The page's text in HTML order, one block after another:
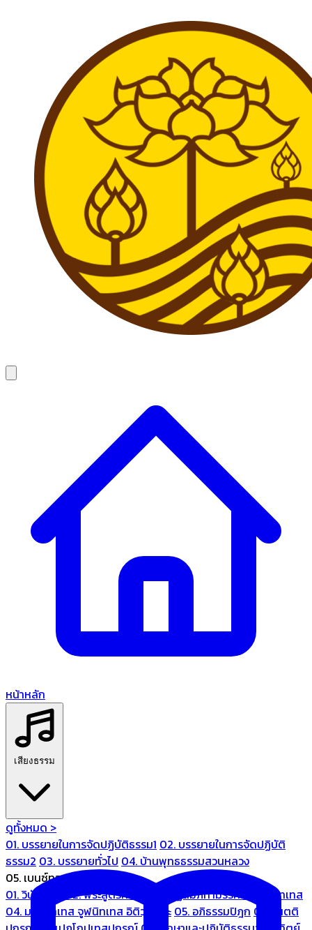
หน้าหลัก
เสียงธรรม
ดูทั้งหมด >
01. บรรยายในการจัดปฏิบัติธรรม1 02. บรรยายในการจัดปฏิบัติ
ธรรม2 03. บรรยายทั่วไป 04. บ้านพุทธธรรมสวนหลวง
05. เบนซ์ทองหล่อ
01. วินัยปิฎก
02. พระสูตรศึกษา
03. ปฏิสัมภิทามรรคและจูฬนิทเทส
04. มหานิทเทส จูฬนิทเทส อิติวุตตกะ 05. อภิธรรมปิฎก 06. เนตติ